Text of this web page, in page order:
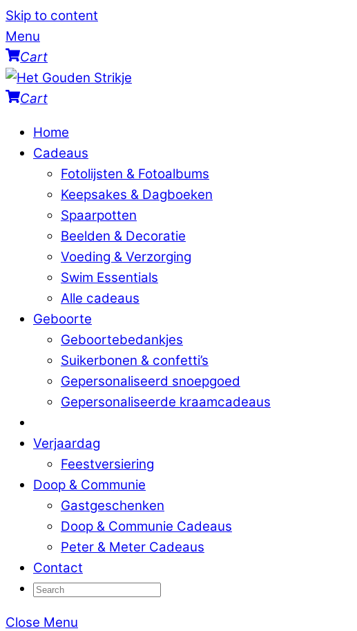
Skip to content
Menu
Cart
Cart
Home
Cadeaus
Fotolijsten & Fotoalbums
Keepsakes & Dagboeken
Spaarpotten
Beelden & Decoratie
Voeding & Verzorging
Swim Essentials
Alle cadeaus
Geboorte
Geboortebedankjes
Suikerbonen & confetti’s
Gepersonaliseerd snoepgoed
Gepersonaliseerde kraamcadeaus
Verjaardag
Feestversiering
Doop & Communie
Gastgeschenken
Doop & Communie Cadeaus
Peter & Meter Cadeaus
Contact
Close Menu